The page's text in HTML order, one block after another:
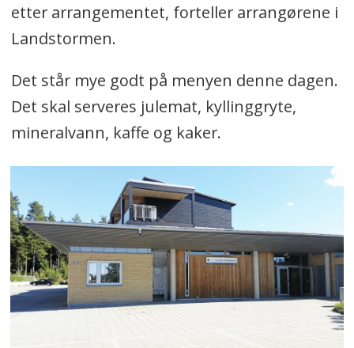
etter arrangementet, forteller arrangørene i
Landstormen.
Det står mye godt på menyen denne dagen.
Det skal serveres julemat, kyllinggryte,
mineralvann, kaffe og kaker.